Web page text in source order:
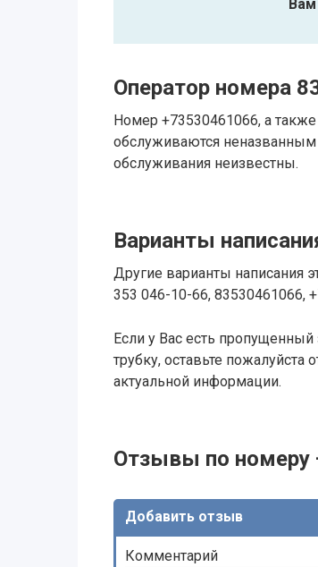
Оператор номера
Номер +73530461066, а
обслуживаются неназванным
обслуживания неизвестны.
Варианты
Другие варианты написания
353 046-10-66, 83530461066,
Если у Вас есть
трубку, оставьте
актуальной информации.
Отзывы по номеру
Добавить отзыв
Комментарий